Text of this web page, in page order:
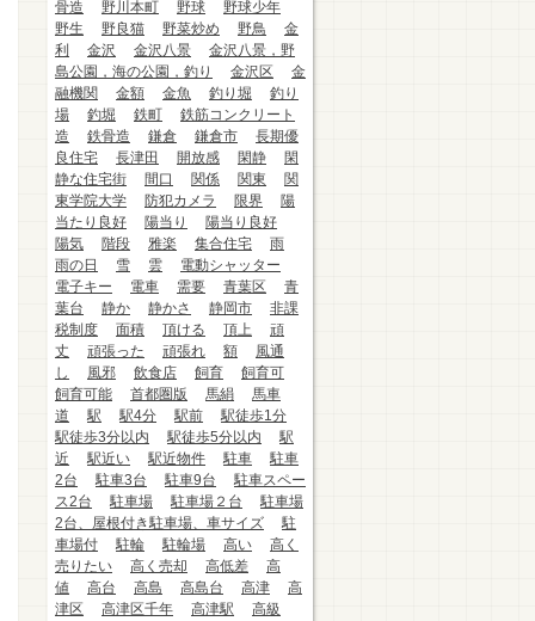
骨造
野川本町 野球
野球少年
野生
野良猫 野菜炒め 野鳥
金
利
金沢 金沢八景
金沢八景，野
島公園，海の公園，釣り
金沢区
金
融機関
金額 金魚 釣り堀
釣り
場
釣堀 鉄町
鉄筋コンクリート
造
鉄骨造 鎌倉 鎌倉市
長期優
良住宅
長津田 開放感 閑静
閑
静な住宅街
間口 関係 関東
関
東学院大学
防犯カメラ 限界
陽
当たり良好
陽当り
陽当り良好
陽気
階段 雅楽 集合住宅
雨
雨の日
雪 雲
電動シャッター
電子キー
電車 需要 青葉区
青
葉台
静か 静かさ 静岡市
非課
税制度
面積 頂ける 頂上
頑
丈
頑張った 頑張れ 額
風通
し
風邪 飲食店 飼育
飼育可
飼育可能
首都圏版 馬絹
馬車
道
駅 駅4分 駅前
駅徒歩1分
駅徒歩3分以内
駅徒歩5分以内
駅
近
駅近い 駅近物件 駐車
駐車
2台
駐車3台 駐車9台
駐車スペー
ス2台
駐車場 駐車場２台
駐車場
2台、屋根付き駐車場、車サイズ
駐
車場付
駐輪 駐輪場 高い
高く
売りたい
高く売却 高低差
高
値
高台 高島 高島台 高津
高
津区
高津区千年 高津駅
高級